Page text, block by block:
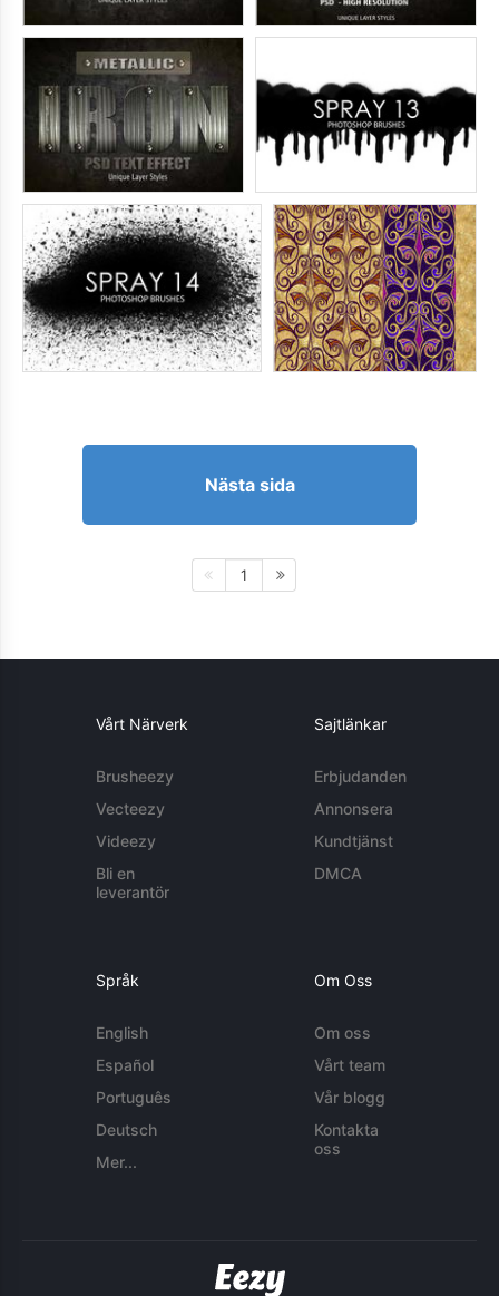
Nästa sida
1
Vårt Närverk
Brusheezy
Vecteezy
Videezy
Bli en
leverantör
Sajtlänkar
Erbjudanden
Annonsera
Kundtjänst
DMCA
Språk
English
Español
Português
Deutsch
Mer...
Om Oss
Om oss
Vårt team
Vår blogg
Kontakta
oss